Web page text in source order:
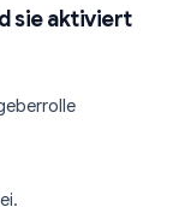
sie aktiviert